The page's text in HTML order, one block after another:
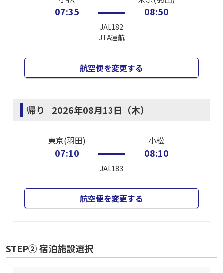
07:35
JAL182
JTA運航
08:50
航空便を変更する
帰り 2026年08月13日（木）
東京(羽田)
07:10
JAL183
小松
08:10
航空便を変更する
STEP② 宿泊施設選択